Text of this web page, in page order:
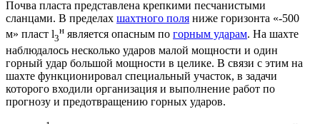
Почва пласта представлена крепкими песчанистыми
сланцами. В пределах шахтного поля ниже горизонта «-500
м» пласт l3
н является опасным по горным ударам. На шахте
наблюдалось несколько ударов малой мощности и один
горный удар большой мощности в целике. В связи с этим на
шахте функционировал специальный участок, в задачи
которого входили организация и выполнение работ по
прогнозу и предотвращению горных ударов.